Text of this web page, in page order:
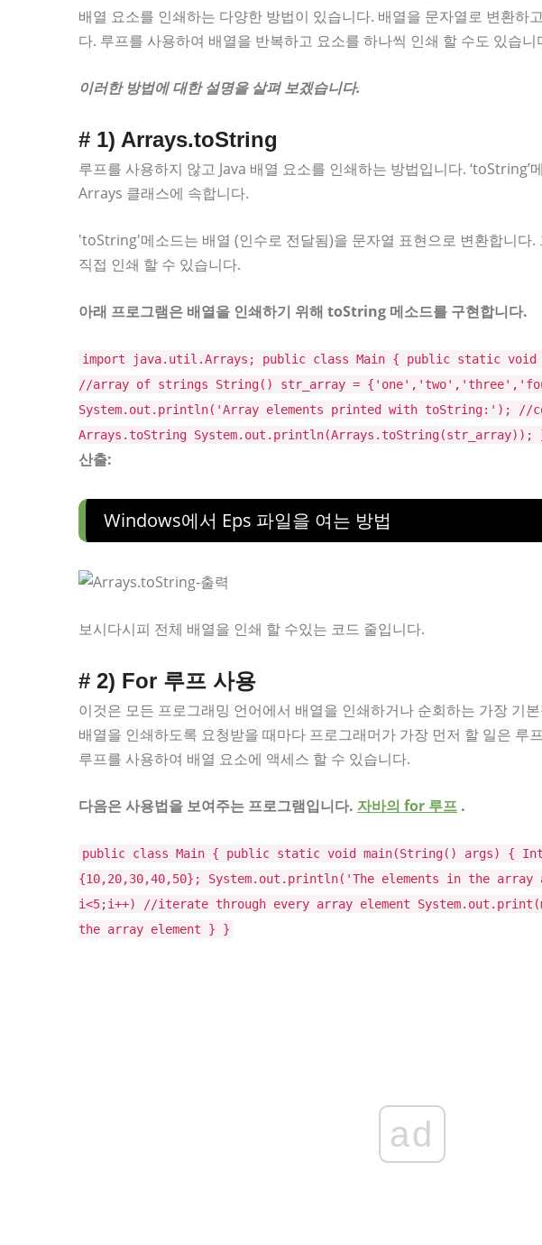
배열 요소를 인쇄하는 다양한 방법이 있습니다. 배열을 문자열로 변환하
다. 루프를 사용하여 배열을 반복하고 요소를 하나씩 인쇄 할 수도 있습니
이러한 방법에 대한 설명을 살펴 보겠습니다.
# 1) Arrays.toString
루프를 사용하지 않고 Java 배열 요소를 인쇄하는 방법입니다. ‘toString’
Arrays 클래스에 속합니다.
'toString'메소드는 배열 (인수로 전달됨)을 문자열 표현으로 변환합니다.
직접 인쇄 할 수 있습니다.
아래 프로그램은 배열을 인쇄하기 위해 toString 메소드를 구현합니다.
import java.util.Arrays; public class Main { public static void
//array of strings String() str_array =
System.out.println('Array elements printed with toString:'); //
Arrays.toString
산출:
Windows에서 Eps 파일을 여는 방법
보시다시피 전체 배열을 인쇄 할 수있는 코드 줄입니다.
# 2) For 루프 사용
이것은 모든 프로그래밍 언어에서 배열을 인쇄하거나 순회하는 가장 기
배열을 인쇄하도록 요청받을 때마다 프로그래머가 가장 먼저 할 일은 루
루프를 사용하여 배열 요소에 액세스 할 수 있습니다.
다음은 사용법을 보여주는 프로그램입니다. 자바의 for 루프 .
public class Main { public static void main(String() args) {
{10,20,30,40,50}; System.out.println('The elements in the
i<5;i++) //iterate through every array element
the array element } }
ad